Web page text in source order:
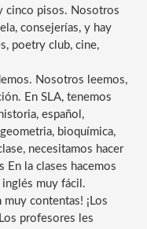
cinco pisos. Nosotros
consejerías, y hay
poetry club, cine,
Nosotros leemos,
En SLA, tenemos
español,
bioquímica,
necesitamos hacer
En la clases hacemos
inglés muy fácil.
muy contentas! ¡Los
profesores les